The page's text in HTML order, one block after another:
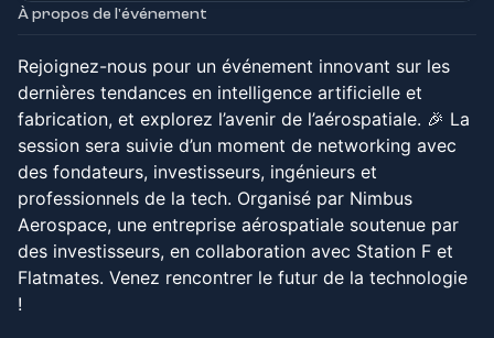
À propos de l'événement
Rejoignez-nous pour un événement innovant sur les
dernières tendances en intelligence artificielle et
fabrication, et explorez l’avenir de l’aérospatiale. 🎉 La
session sera suivie d’un moment de networking avec
des fondateurs, investisseurs, ingénieurs et
professionnels de la tech. Organisé par Nimbus
Aerospace, une entreprise aérospatiale soutenue par
des investisseurs, en collaboration avec Station F et
Flatmates. Venez rencontrer le futur de la technologie
!